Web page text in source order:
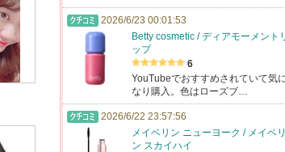
2026/6/23 00:01:53
Betty cosmetic / ディアモーメント
ップ
6
YouTubeでおすすめされていて気
なり購入。色はローズブ…
2026/6/22 23:57:56
メイベリン ニューヨーク / メイベリ
ン スカイハイ